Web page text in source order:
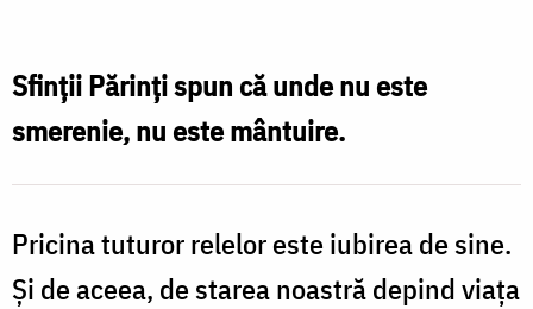
–
pricina
/
Foto:
Sfinții Părinți spun că unde nu este
smerenie, nu este mântuire.
Pricina tuturor relelor este iubirea de sine.
Și de aceea, de starea noastră depind viața